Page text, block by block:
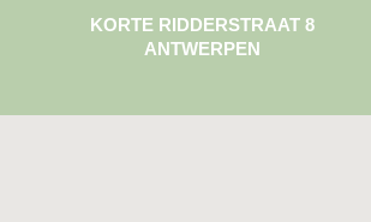
KORTE RIDDERSTRAAT 8
ANTWERPEN